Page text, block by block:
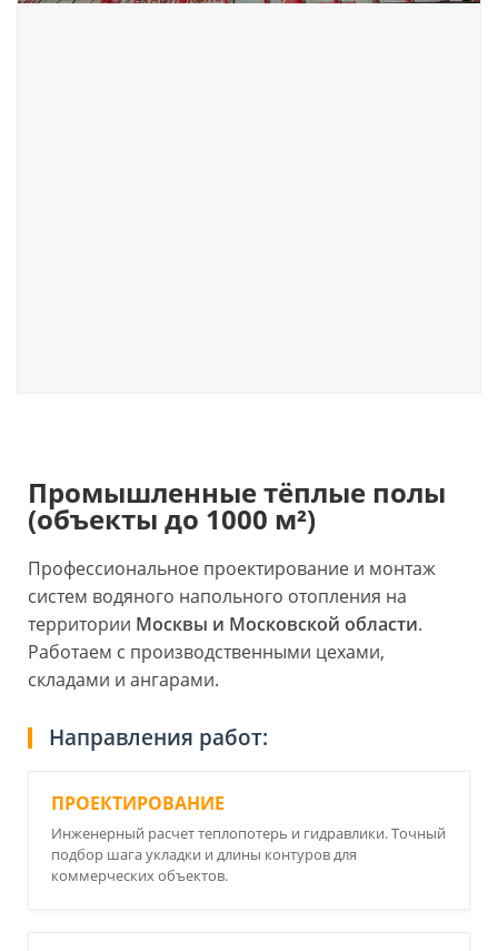
Промышленные тёплые полы
(объекты до 1000 м²)
Профессиональное проектирование и монтаж
систем водяного напольного отопления на
территории Москвы и Московской области.
Работаем с производственными цехами,
складами и ангарами.
Направления работ:
ПРОЕКТИРОВАНИЕ
Инженерный расчет теплопотерь и гидравлики. Точный
подбор шага укладки и длины контуров для
коммерческих объектов.